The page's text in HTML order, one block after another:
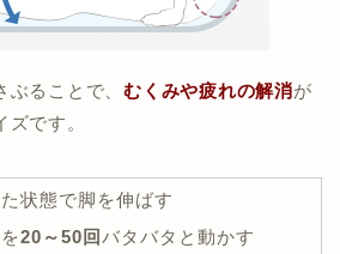
ぶることで、むくみや疲れの解消が
です。
状態で脚を伸ばす
20～50回バタバタと動かす